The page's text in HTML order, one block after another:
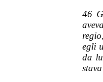
46
egli
da